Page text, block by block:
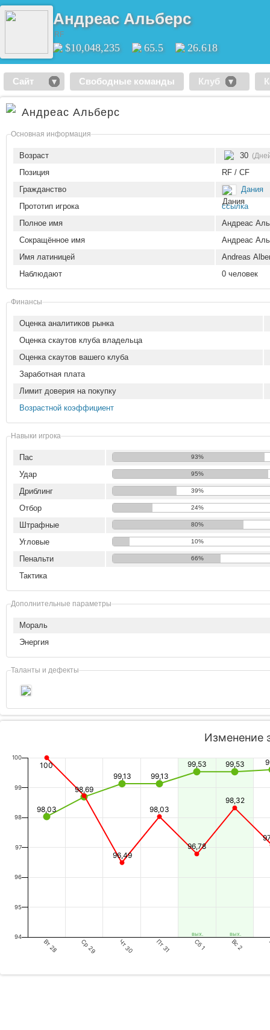
Андреас Альберс
RF
$10,048,235 65.5 26.618
Сайт Свободные команды Клуб
Андреас Альберс
Основная информация
Возраст 30
Позиция
RF / CF
Гражданство
Дания
Прототип игрока
ссылка
Полное имя
Андреас
Сокращённое имя
Андреас
Имя латиницей
Andreas
Наблюдают
0 человек
Финансы
Оценка аналитиков рынка
Оценка скаутов клуба владельца
Оценка скаутов вашего клуба
Заработная плата
Лимит доверия на покупку
Возрастной коэффициент
Навыки игрока
Пас 93%
Удар 95%
Дриблинг 39%
Отбор 24%
Штрафные 80%
Угловые 10%
Пенальти 66%
Тактика
Дополнительные параметры
Мораль
Энергия
Таланты и дефекты
вых. вых.
Изменение
98,03
98,69
99,13 99,13
99,53 99,53
100
96,49
98,03
96,78
98,32
Вт 28 Ср 29 Чт 30 Пт 31 Сб 1 Вс 2
94
95
96
97
98
99
100